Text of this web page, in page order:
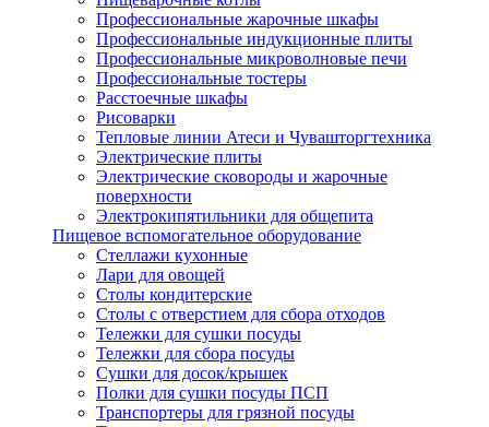
Профессиональные жарочные шкафы
Профессиональные индукционные плиты
Профессиональные микроволновые печи
Профессиональные тостеры
Расстоечные шкафы
Рисоварки
Тепловые линии Атеси и Чувашторгтехника
Электрические плиты
Электрические сковороды и жарочные
поверхности
Электрокипятильники для общепита
Пищевое вспомогательное оборудование
Стеллажи кухонные
Лари для овощей
Столы кондитерские
Столы с отверстием для сбора отходов
Тележки для сушки посуды
Тележки для сбора посуды
Сушки для досок/крышек
Полки для сушки посуды ПСП
Транспортеры для грязной посуды